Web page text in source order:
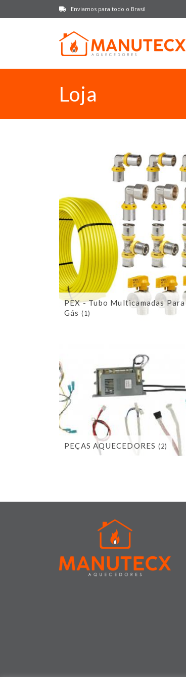
Enviamos para todo o Brasil
Loja
PEX - Tubo Multicamadas Para
Gás (1)
PEÇAS AQUECEDORES (2)